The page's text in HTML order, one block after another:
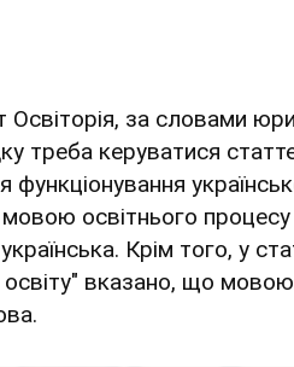
Освіторія, за словами
треба керуватися
функціонування
освітнього
Крім того, у
вказано, що мовою